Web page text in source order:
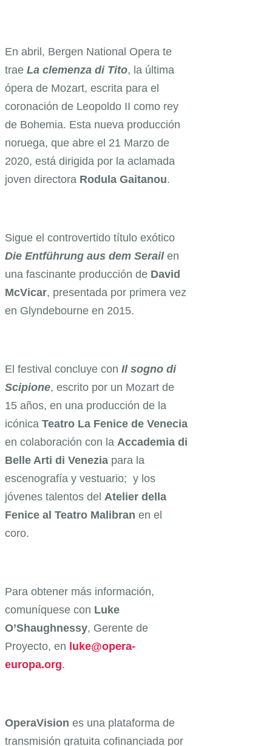
En abril, Bergen National Opera te
trae La clemenza di Tito, la última
ópera de Mozart, escrita para el
coronación de Leopoldo II como rey
de Bohemia. Esta nueva producción
noruega, que abre el 21 Marzo de
2020, está dirigida por la aclamada
joven directora Rodula Gaitanou.
Sigue el controvertido título exótico
Die Entführung aus dem Serailen
una fascinante producción de David
McVicar, presentada por primera vez
en Glyndebourne en 2015.
El festival concluye con Il sogno di
Scipione, escrito por un Mozart de
15 años, en una producción de la
icónica Teatro La Fenice de Venecia
en colaboración con la Accademia di
Belle Arti di Venezia para la
escenografía y vestuario; y los
jóvenes talentos del Atelier della
Fenice al Teatro Malibran en el
coro.
Para obtener más información,
comuníquese con Luke
O’Shaughnessy, Gerente de
Proyecto, en luke@opera-
europa.org.
OperaVision es una plataforma de
transmisión gratuita cofinanciada por